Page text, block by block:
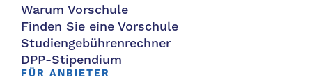
Warum Vorschule
Finden Sie eine Vorschule
Studiengebührenrechner
DPP-Stipendium
FÜR ANBIETER